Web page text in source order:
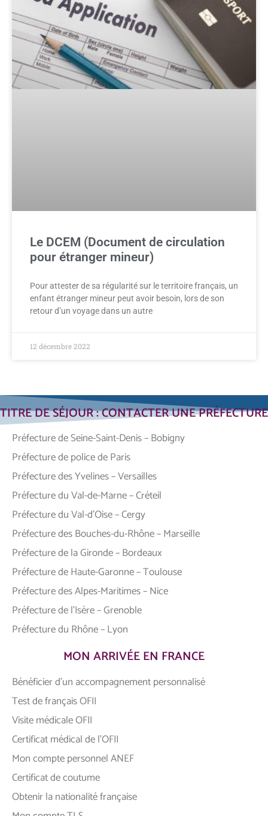
Le DCEM (Document de circulation
pour étranger mineur)
Pour attester de sa régularité sur le territoire français, un
enfant étranger mineur peut avoir besoin, lors de son
retour d’un voyage dans un autre
12 décembre 2022
TITRE DE SÉJOUR : CONTACTER UNE PRÉFECTURE
Préfecture de Seine-Saint-Denis – Bobigny
Préfecture de police de Paris
Préfecture des Yvelines – Versailles
Préfecture du Val-de-Marne – Créteil
Préfecture du Val-d’Oise – Cergy
Préfecture des Bouches-du-Rhône – Marseille
Préfecture de la Gironde – Bordeaux
Préfecture de Haute-Garonne – Toulouse
Préfecture des Alpes-Maritimes – Nice
Préfecture de l’Isère – Grenoble
Préfecture du Rhône – Lyon
MON ARRIVÉE EN FRANCE
Bénéficier d’un accompagnement personnalisé
Test de français OFII
Visite médicale OFII
Certificat médical de l’OFII
Mon compte personnel ANEF
Certificat de coutume
Obtenir la nationalité française